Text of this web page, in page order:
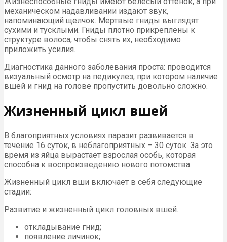
механическом надавливании издают звук,
напоминающий щелчок. Мертвые гниды выглядят
сухими и тусклыми. Гниды плотно прикреплены к
структуре волоса, чтобы снять их, необходимо
приложить усилия.
Диагностика данного заболевания проста: проводится
визуальный осмотр на педикулез, при котором наличие
вшей и гнид на голове пропустить довольно сложно.
Жизненный цикл вшей
В благоприятных условиях паразит развивается в
течение 16 суток, в неблагоприятных – 30 суток. За это
время из яйца вырастает взрослая особь, которая
способна к воспроизведению нового потомства.
Жизненный цикл вши включает в себя следующие
стадии:
Развитие и жизненный цикл головных вшей.
откладывание гнид;
появление личинок;